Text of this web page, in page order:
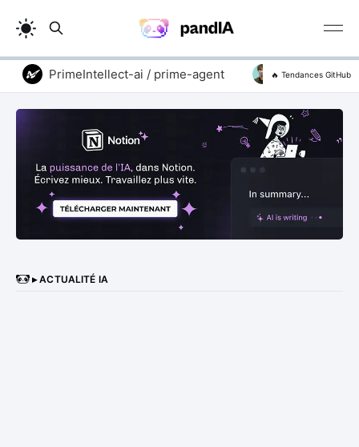
PrimeIntellect-ai / prime-agent addyosmani /
🔥 Tendances GitHub
▸ ACTUALITÉ IA